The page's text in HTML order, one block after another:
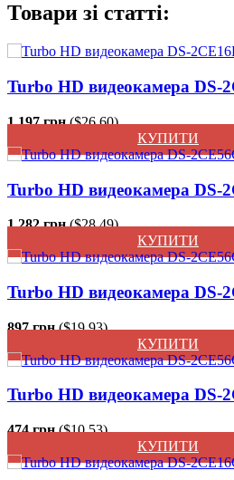
Товари зі статті:
Turbo HD видеокамера DS-
1 197 грн.($26.60)
КУПИТИ
Turbo HD видеокамера DS-
1 282 грн.($28.49)
КУПИТИ
Turbo HD видеокамера DS-
897 грн.($19.93)
КУПИТИ
Turbo HD видеокамера DS-
474 грн.($10.53)
КУПИТИ